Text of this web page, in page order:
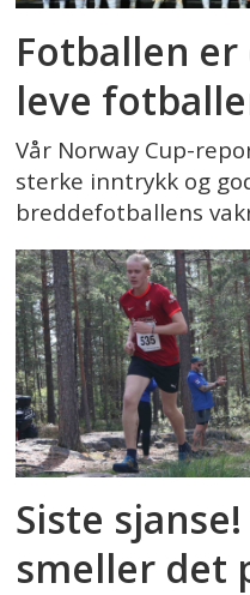
Fotballen
leve
Vår Norway Cup-
sterke inntrykk og
breddefotballens
Siste
smeller det